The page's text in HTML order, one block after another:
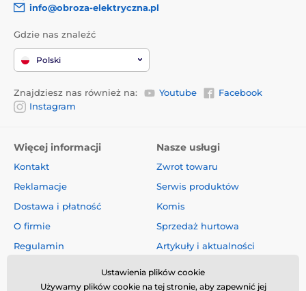
info@obroza-elektryczna.pl
Gdzie nas znaleźć
Polski
Znajdziesz nas również na: Youtube
Facebook
Instagram
Więcej informacji
Kontakt
Reklamacje
Dostawa i płatność
O firmie
Regulamin
Nasze usługi
Zwrot towaru
Serwis produktów
Komis
Sprzedaż hurtowa
Artykuły i aktualności
Ustawienia plików cookie
Używamy plików cookie na tej stronie, aby zapewnić jej